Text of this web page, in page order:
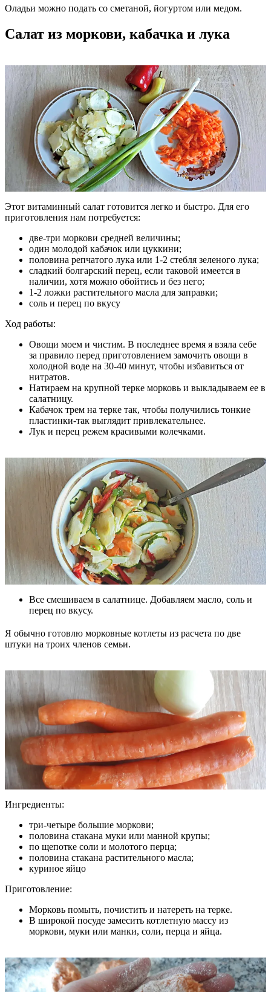
Оладьи можно подать со сметаной, йогуртом или медом.
Салат из моркови, кабачка и лука
Этот витаминный салат готовится легко и быстро. Для его
приготовления нам потребуется:
две-три моркови средней величины;
один молодой кабачок или цуккини;
половина репчатого лука или 1-2 стебля зеленого лука;
сладкий болгарский перец, если таковой имеется в
наличии, хотя можно обойтись и без него;
1-2 ложки растительного масла для заправки;
соль и перец по вкусу
Ход работы:
Овощи моем и чистим. В последнее время я взяла себе
за правило перед приготовлением замочить овощи в
холодной воде на 30-40 минут, чтобы избавиться от
нитратов.
Натираем на крупной терке морковь и выкладываем ее в
салатницу.
Кабачок трем на терке так, чтобы получились тонкие
пластинки-так выглядит привлекательнее.
Лук и перец режем красивыми колечками.
Все смешиваем в салатнице. Добавляем масло, соль и
перец по вкусу.
Я обычно готовлю морковные котлеты из расчета по две
штуки на троих членов семьи.
Ингредиенты:
три-четыре большие моркови;
половина стакана муки или манной крупы;
по щепотке соли и молотого перца;
половина стакана растительного масла;
куриное яйцо
Приготовление:
Морковь помыть, почистить и натереть на терке.
В широкой посуде замесить котлетную массу из
моркови, муки или манки, соли, перца и яйца.